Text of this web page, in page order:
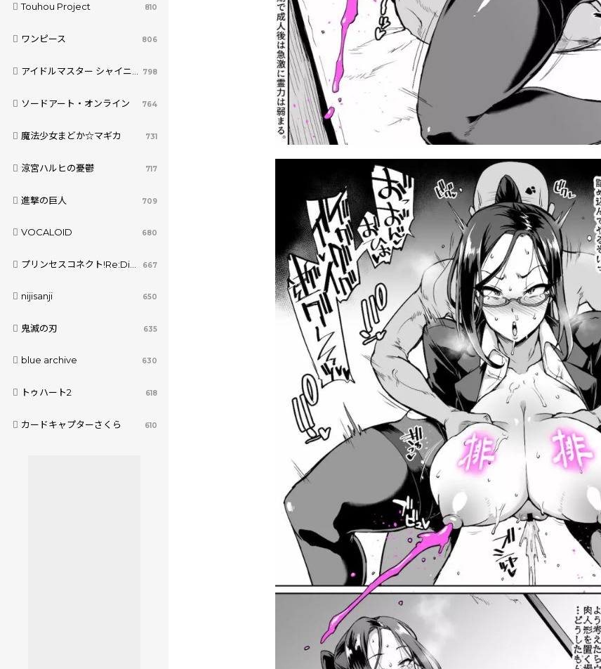
Touhou Project 810
ワンピース 806
アイドルマスター シャイニーカラーズ 798
ソードアート・オンライン 764
魔法少女まどか☆マギカ 731
涼宮ハルヒの憂鬱 717
進撃の巨人 709
VOCALOID 680
プリンセスコネクト!Re:Dive 667
nijisanji 650
鬼滅の刃 635
blue archive 630
トゥハート2 618
カードキャプターさくら 610